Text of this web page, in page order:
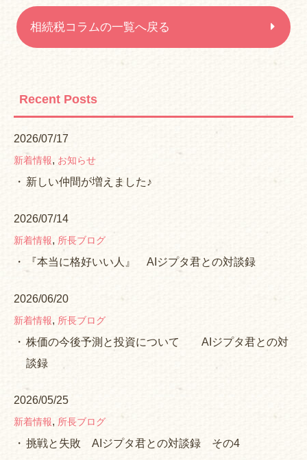
相続税コラムの一覧へ戻る
Recent Posts
2026/07/17
新着情報, お知らせ
新しい仲間が増えました♪
2026/07/14
新着情報, 所長ブログ
『本当に格好いい人』 AIジプタ君との対談録
2026/06/20
新着情報, 所長ブログ
株価の今後予測と投資について AIジプタ君との対
談録
2026/05/25
新着情報, 所長ブログ
挑戦と失敗 AIジプタ君との対談録 その4